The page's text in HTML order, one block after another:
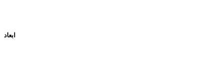
ابعاد